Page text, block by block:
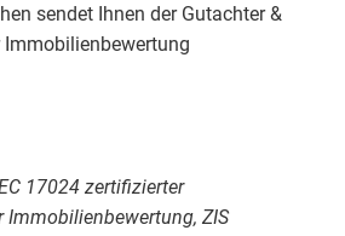
sendet Ihnen der Gutachter &
17024 zertifizierter
Immobilienbewertung, ZIS